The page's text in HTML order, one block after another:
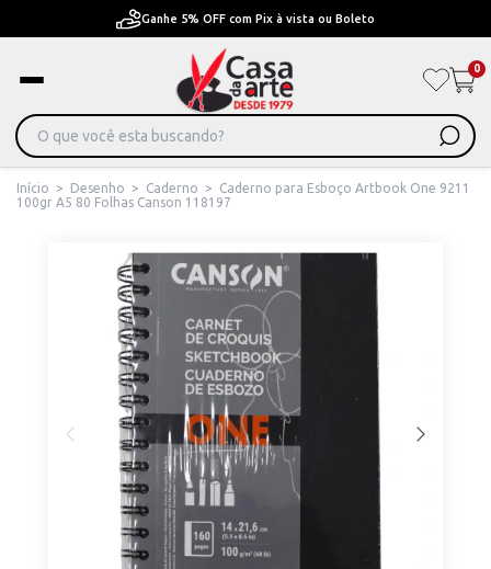
Pague em Até 6x sem juros ou ate 12x com juros
0
Início > Desenho > Caderno >
Caderno para Esboço Artbook One 9211
100gr A5 80 Folhas Canson 118197